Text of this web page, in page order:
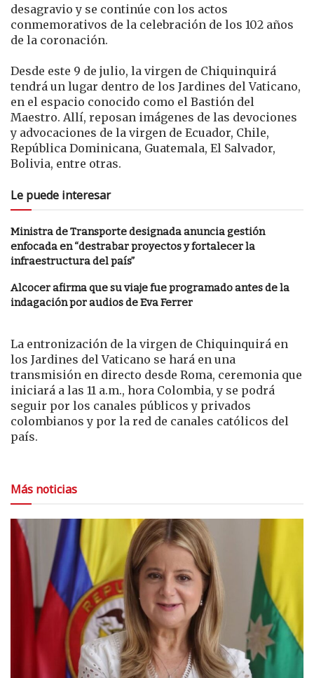
desagravio y se continúe con los actos
conmemorativos de la celebración de los 102 años
de la coronación.
Desde este 9 de julio, la virgen de Chiquinquirá
tendrá un lugar dentro de los Jardines del Vaticano,
en el espacio conocido como el Bastión del
Maestro. Allí, reposan imágenes de las devociones
y advocaciones de la virgen de Ecuador, Chile,
República Dominicana, Guatemala, El Salvador,
Bolivia, entre otras.
Le puede interesar
Ministra de Transporte designada anuncia gestión
enfocada en “destrabar proyectos y fortalecer la
infraestructura del país”
Alcocer afirma que su viaje fue programado antes de la
indagación por audios de Eva Ferrer
La entronización de la virgen de Chiquinquirá en
los Jardines del Vaticano se hará en una
transmisión en directo desde Roma, ceremonia que
iniciará a las 11 a.m., hora Colombia, y se podrá
seguir por los canales públicos y privados
colombianos y por la red de canales católicos del
país.
Más noticias